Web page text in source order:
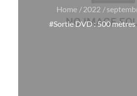
Home 2022
#Sortie DVD : 500